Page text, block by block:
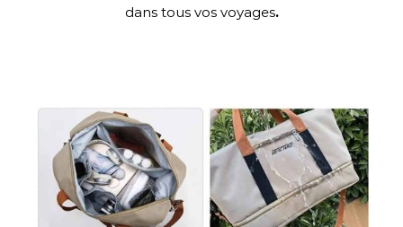
dans tous vos voyages.